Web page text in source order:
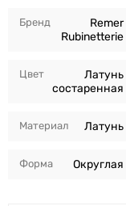
Бренд
Remer
Rubinetterie
Цвет
Латунь
состаренная
Материал Латунь
Форма Округлая